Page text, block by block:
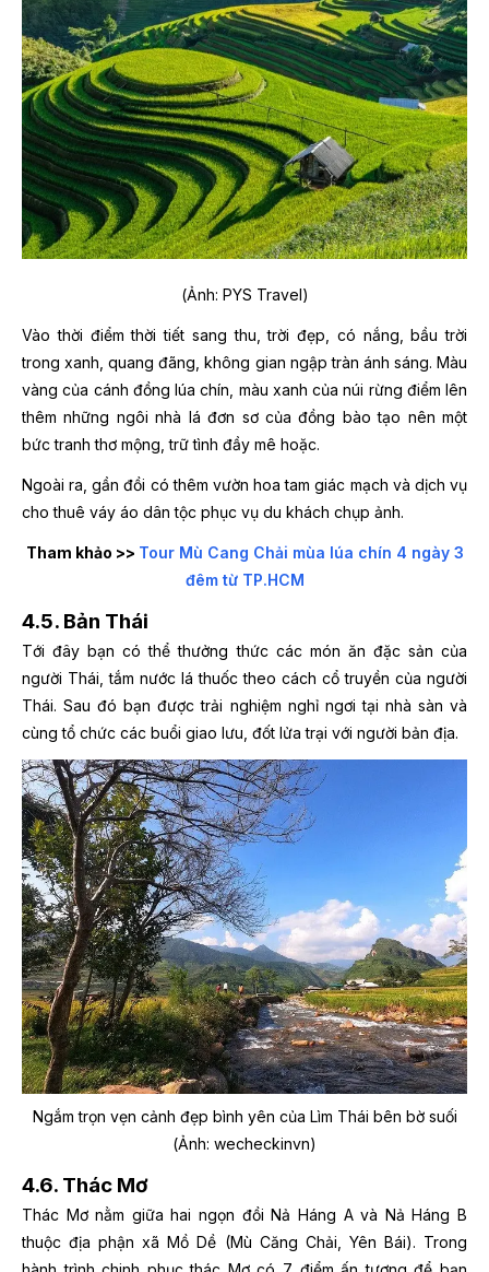
(Ảnh: PYS Travel)
Vào thời điểm thời tiết sang thu, trời đẹp, có nắng, bầu trời
trong xanh, quang đãng, không gian ngập tràn ánh sáng. Màu
vàng của cánh đồng lúa chín, màu xanh của núi rừng điểm lên
thêm những ngôi nhà lá đơn sơ của đồng bào tạo nên một
bức tranh thơ mộng, trữ tình đầy mê hoặc.
Ngoài ra, gần đồi có thêm vườn hoa tam giác mạch và dịch vụ
cho thuê váy áo dân tộc phục vụ du khách chụp ảnh.
Tham khảo >> Tour Mù Cang Chải mùa lúa chín 4 ngày 3
đêm từ TP.HCM
4.5. Bản Thái
Tới đây bạn có thể thưởng thức các món ăn đặc sản của
người Thái, tắm nước lá thuốc theo cách cổ truyền của người
Thái. Sau đó bạn được trải nghiệm nghỉ ngơi tại nhà sàn và
cùng tổ chức các buổi giao lưu, đốt lửa trại với người bản địa.
Ngắm trọn vẹn cảnh đẹp bình yên của Lìm Thái bên bờ suối
(Ảnh: wecheckinvn)
4.6. Thác Mơ
Thác Mơ nằm giữa hai ngọn đồi Nả Háng A và Nả Háng B
thuộc địa phận xã Mồ Dề (Mù Căng Chải, Yên Bái). Trong